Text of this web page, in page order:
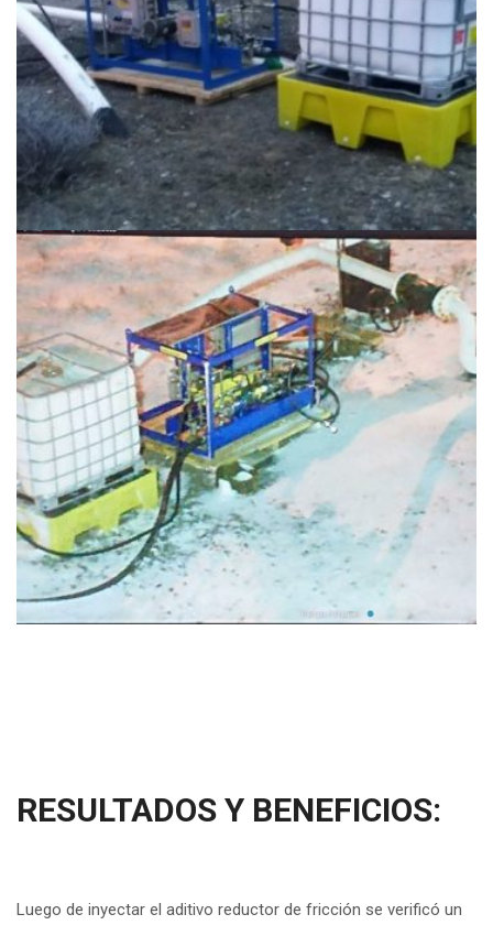
RESULTADOS Y BENEFICIOS:
Luego de inyectar el aditivo reductor de fricción se verificó un